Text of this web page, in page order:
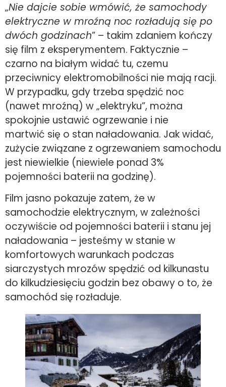
„Nie dajcie sobie wmówić, że samochody
elektryczne w mroźną noc rozładują się po
dwóch godzinach” – takim zdaniem kończy
się film z eksperymentem. Faktycznie –
czarno na białym widać tu, czemu
przeciwnicy elektromobilności nie mają racji.
W przypadku, gdy trzeba spędzić noc
(nawet mroźną) w „elektryku”, można
spokojnie ustawić ogrzewanie i nie
martwić się o stan naładowania. Jak widać,
zużycie związane z ogrzewaniem samochodu
jest niewielkie (niewiele ponad 3%
pojemności baterii na godzinę).
Film jasno pokazuje zatem, że w
samochodzie elektrycznym, w zależności
oczywiście od pojemności baterii i stanu jej
naładowania – jesteśmy w stanie w
komfortowych warunkach podczas
siarczystych mrozów spędzić od kilkunastu
do kilkudziesięciu godzin bez obawy o to, że
samochód się rozładuje.